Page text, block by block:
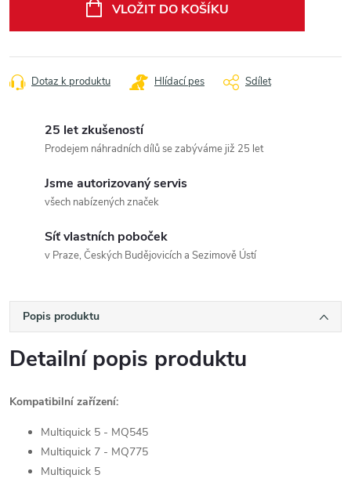
VLOŽIT DO KOŠÍKU
Dotaz k produktu Hlídací pes Sdílet
25 let zkušeností
Prodejem náhradních dílů se zabýváme již 25 let
Jsme autorizovaný servis
všech nabízených značek
Síť vlastních poboček
v Praze, Českých Budějovicích a Sezimově Ústí
Popis produktu
Detailní popis produktu
Kompatibilní zařízení:
Multiquick 5 - MQ545
Multiquick 7 - MQ775
Multiquick 5